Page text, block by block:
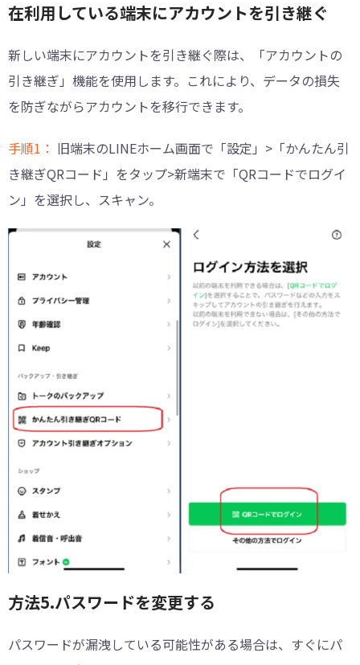
在利用している端末にアカウントを引き継ぐ
新しい端末にアカウントを引き継ぐ際は、「アカウントの
引き継ぎ」機能を使用します。これにより、データの損失
を防ぎながらアカウントを移行できます。
手順1： 旧端末のLINEホーム画面で「設定」>「かんたん引
き継ぎQRコード」をタップ>新端末で「QRコードでログイ
ン」を選択し、スキャン。
方法5.パスワードを変更する
パスワードが漏洩している可能性がある場合は、すぐにパ